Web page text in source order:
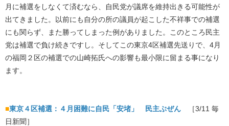
月に補選をしなくて済むなら、自民党が議席を維持出きる可能性が
出てきました。以前にも自分の所の議員が起こした不祥事での補選
にも関らず、また勝ってしまった例がありました。このところ民主
党は補選で負け続きですし。そしてこの東京4区補選先送りで、4月
の福岡２区の補選での山崎拓氏への影響も最小限に留まる事になり
ます。
■東京４区補選：４月困難に自民「安堵」 民主ぶぜん ［3/11 毎
日新聞］